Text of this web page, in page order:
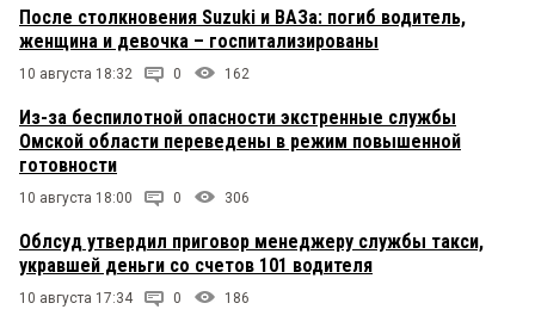
После столкновения Suzuki и ВАЗа: погиб водитель,
женщина и девочка – госпитализированы
10 августа 18:32 0 162
Из-за беспилотной опасности экстренные службы
Омской области переведены в режим повышенной
готовности
10 августа 18:00 0 306
Облсуд утвердил приговор менеджеру службы такси,
укравшей деньги со счетов 101 водителя
10 августа 17:34 0 186